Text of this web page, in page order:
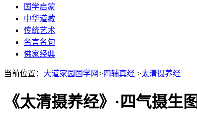
国学启蒙
中华道藏
传统艺术
名言名句
佛家经典
当前位置： 大道家园国学网>四辅真经 >太清摄养经
《太清摄养经》·四气摄生图